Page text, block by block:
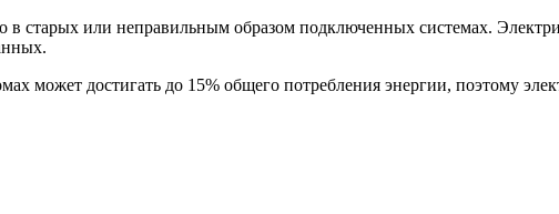
старых или неправильным образом подключенных системах.
может достигать до 15% общего потребления энергии, поэтому